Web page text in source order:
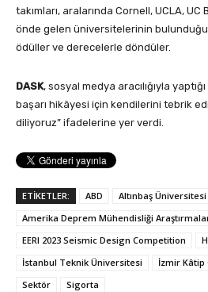
takımları, aralarında Cornell, UCLA,
önde gelen üniversitelerinin bulunduğu
ödüller ve derecelerle döndüler.
DASK, sosyal medya aracılığıyla
başarı hikâyesi için kendilerini tebrik
diliyoruz” ifadelerine yer verdi.
ETİKETLER: ABD
Altınbaş Üniversitesi
Amerika Deprem Mühendisliği
EERI 2023 Seismic Design Competition
İstanbul Teknik Üniversitesi
İzmir Kâtip
Sektör
Sigorta